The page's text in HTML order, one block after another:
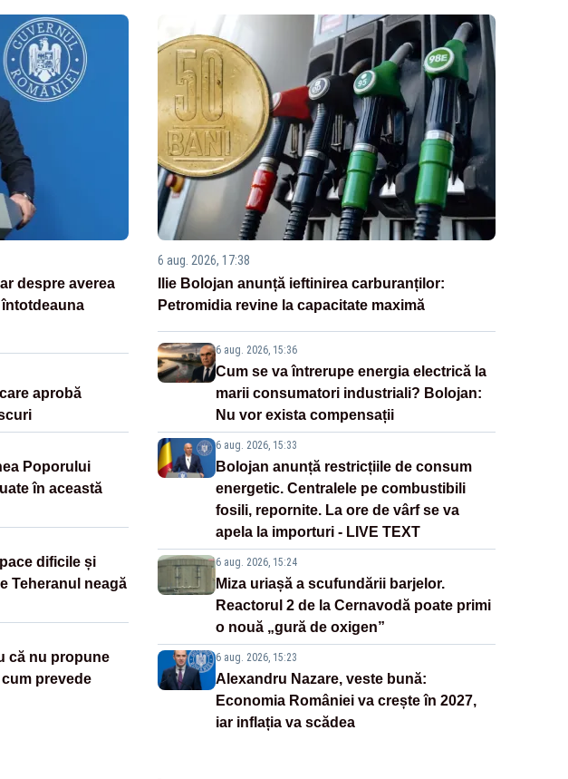
despre averea
aprobă
Poporului
în această
dificile și
Teheranul neagă
că nu propune
prevede
6 aug. 2026, 17:38
Ilie Bolojan anunță ieftinirea carburanților:
Petromidia revine la capacitate maximă
6 aug. 2026, 15:36
Cum se va întrerupe energia electrică la
marii consumatori industriali? Bolojan:
Nu vor exista compensații
6 aug. 2026, 15:33
Bolojan anunță restricțiile de consum
energetic. Centralele pe combustibili
fosili, repornite. La ore de vârf se va
apela la importuri - LIVE TEXT
6 aug. 2026, 15:24
Miza uriașă a scufundării barjelor.
Reactorul 2 de la Cernavodă poate primi
o nouă „gură de oxigen”
6 aug. 2026, 15:23
Alexandru Nazare, veste bună:
Economia României va crește în 2027,
iar inflația va scădea